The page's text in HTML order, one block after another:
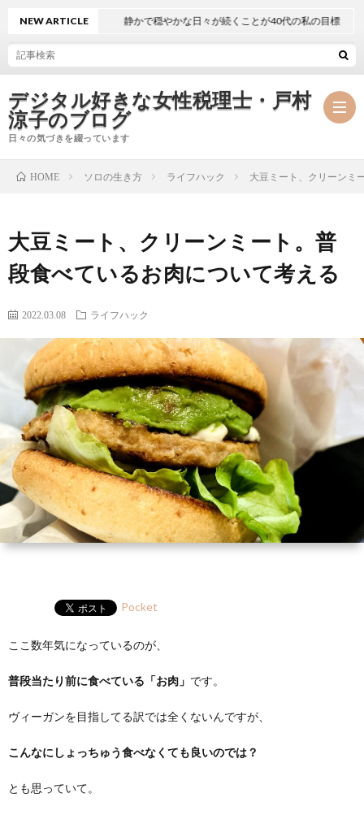
デジタル好きな女性税理士・戸村
涼子のブログ
日々の気づきを綴っています
ーHPマ
筆セ
講
NEW ARTICLE静かで穏やかな日々が続くことが40代の私の目標
HOME ソロの生き方 ライフハック 大豆ミート、クリーンミ
大豆ミート、クリーンミート。普
段食べているお肉について考える
2022.03.08 ライフハック
Pocket
ここ数年気になっているのが、
普段当たり前に食べている「お肉」 です。
ヴィーガンを目指してる訳では全くないんですが、
こんなにしょっちゅう食べなくても良いのでは？
とも思っていて。